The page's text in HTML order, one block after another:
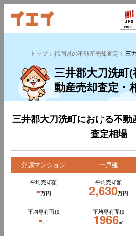
トップ 福岡県の不動産売却査定 三
三井郡大刀洗町
動産売却査定・
三井郡大刀洗町における不動
査定相場
分譲マンション
平均売却額
-万円
平均専有面積
-㎡
一戸建
平均売却額
2,630万円
平均専有面積
1966㎡